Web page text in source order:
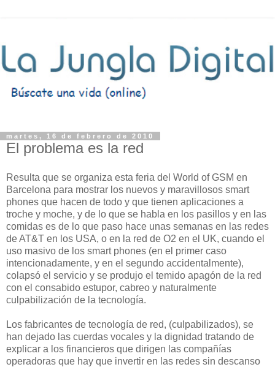
martes, 16 de febrero de 2010
El problema es la red
Resulta que se organiza esta feria del World of GSM en
Barcelona para mostrar los nuevos y maravillosos smart
phones que hacen de todo y que tienen aplicaciones a
troche y moche, y de lo que se habla en los pasillos y en las
comidas es de lo que paso hace unas semanas en las redes
de AT&T en los USA, o en la red de O2 en el UK, cuando el
uso masivo de los smart phones (en el primer caso
intencionadamente, y en el segundo accidentalmente),
colapsó el servicio y se produjo el temido apagón de la red
con el consabido estupor, cabreo y naturalmente
culpabilización de la tecnología.
Los fabricantes de tecnología de red, (culpabilizados), se
han dejado las cuerdas vocales y la dignidad tratando de
explicar a los financieros que dirigen las compañías
operadoras que hay que invertir en las redes sin descanso